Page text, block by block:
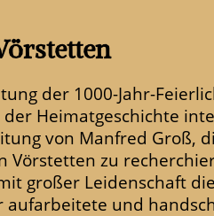
der 1000-Jahr-
Heimatgeschichte
von Manfred Groß,
Vörstetten zu
großer Leidenschaft
aufarbeitete und